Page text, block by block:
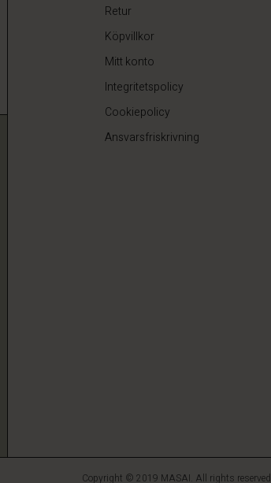
Retur
Köpvillkor
Mitt konto
Integritetspolicy
Cookiepolicy
Ansvarsfriskrivning
Copyright © 2019 MASAI. All rights reserved